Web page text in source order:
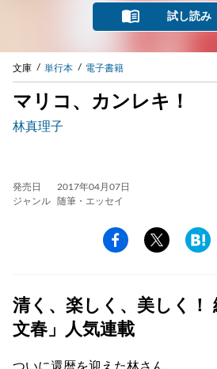
試し読み
文庫 単行本 電子書籍
マリコ、カンレキ！
林真理子
発売日
2017年04月07日
ジャンル
随筆・エッセイ
清く、楽しく、美しく！
文春」人気連載